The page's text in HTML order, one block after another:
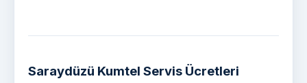
Saraydüzü Kumtel Servis Ücretleri